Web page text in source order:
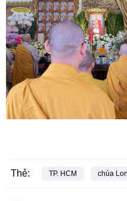
Thẻ: TP. HCM chùa